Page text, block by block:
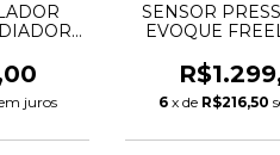
juros
SENSOR
EVOQUE
8W839F972AA
6 x de R$216,50